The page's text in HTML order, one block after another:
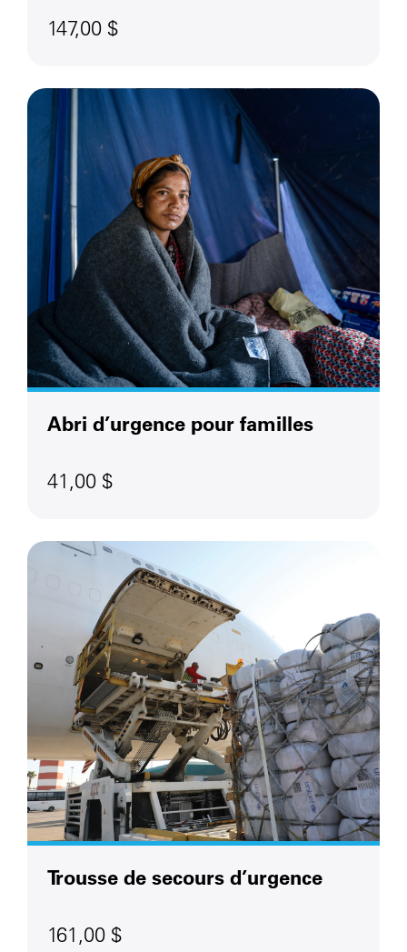
147,00 $
Abri d’urgence pour familles
41,00 $
Trousse de secours d’urgence
161,00 $